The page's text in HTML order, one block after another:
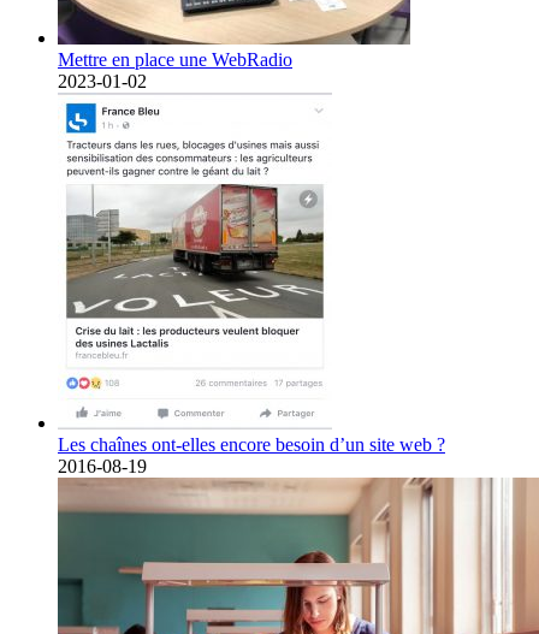
Mettre en place une WebRadio
2023-01-02
Les chaînes ont-elles encore besoin d’un site web ?
2016-08-19